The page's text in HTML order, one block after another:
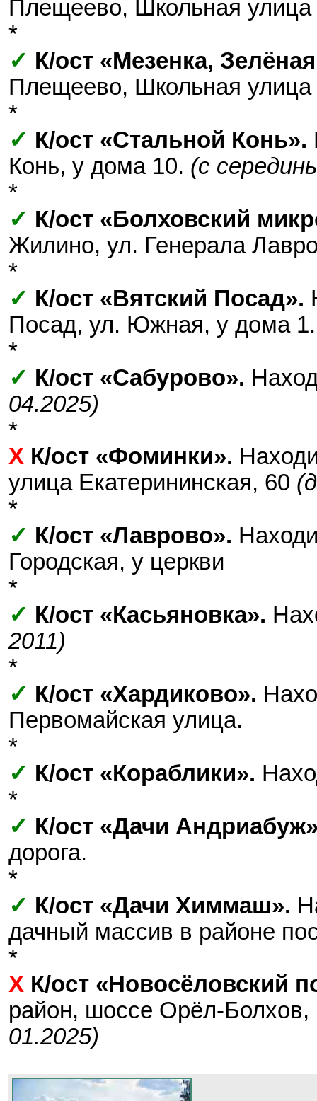
Плещеево, Школьная улица
*
✓ К/ост «Мезенка,
Плещеево, Школьная улица
*
✓ К/ост «Стальной Конь».
Конь, у дома 10. (с
*
✓ К/ост «Болховский
Жилино, ул. Генерала
*
✓ К/ост «Вятский Посад».
Посад, ул. Южная, у дома
*
✓ К/ост «Сабурово».
04.2025)
*
Х К/ост «Фоминки».
улица Екатерининская, 60
*
✓ К/ост «Лаврово».
Городская, у церкви
*
✓ К/ост «Касьяновка».
2011)
*
✓ К/ост «Хардиково».
Первомайская улица.
*
✓ К/ост «Кораблики».
*
✓ К/ост «Дачи
дорога.
*
✓ К/ост «Дачи Химмаш».
дачный массив в районе
*
Х К/ост «Новосёловский
район, шоссе Орёл-
01.2025)